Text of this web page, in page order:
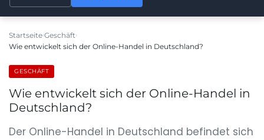
Startseite Geschäft
Wie entwickelt sich der Online-Handel in Deutschland?
GESCHÄFT
Wie entwickelt sich der Online-Handel in
Deutschland?
Der Online-Handel in Deutschland befindet sich